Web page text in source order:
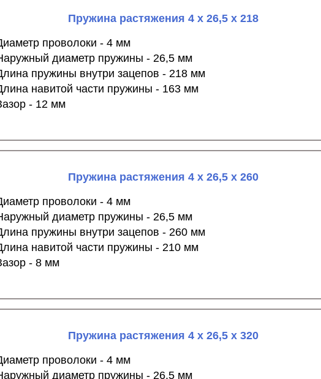
Пружина растяжения 4 х 26,5 х 218
проволоки - 4 мм
диаметр пружины - 26,5 мм
пружины внутри зацепов - 218 мм
навитой части пружины - 163 мм
- 12 мм
Пружина растяжения 4 х 26,5 х 260
проволоки - 4 мм
диаметр пружины - 26,5 мм
пружины внутри зацепов - 260 мм
навитой части пружины - 210 мм
- 8 мм
Пружина растяжения 4 х 26,5 х 320
проволоки - 4 мм
диаметр пружины - 26,5 мм